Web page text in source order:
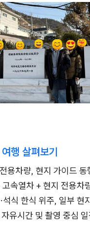
행 살펴보기
용차량, 현지 가이드 동
속열차 + 현지 전용차
석식 한식 위주, 일부 현
유시간 및 촬영 중심 일